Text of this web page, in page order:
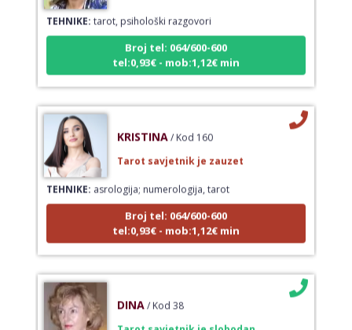
TEHNIKE:tarot, psihološki razgovori
Broj tel: 064/600-600
tel:0,93€ - mob:1,12€ min
TEHNIKE:asrologija; numerologija, tarot
Broj tel: 064/600-600
tel:0,93€ - mob:1,12€ min